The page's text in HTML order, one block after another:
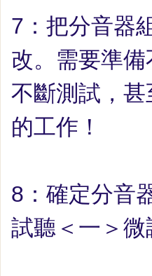
7 ： 把分音器
改。需要準
不斷測試，甚
的工作！
8 ： 確定分音
試聽＜一＞